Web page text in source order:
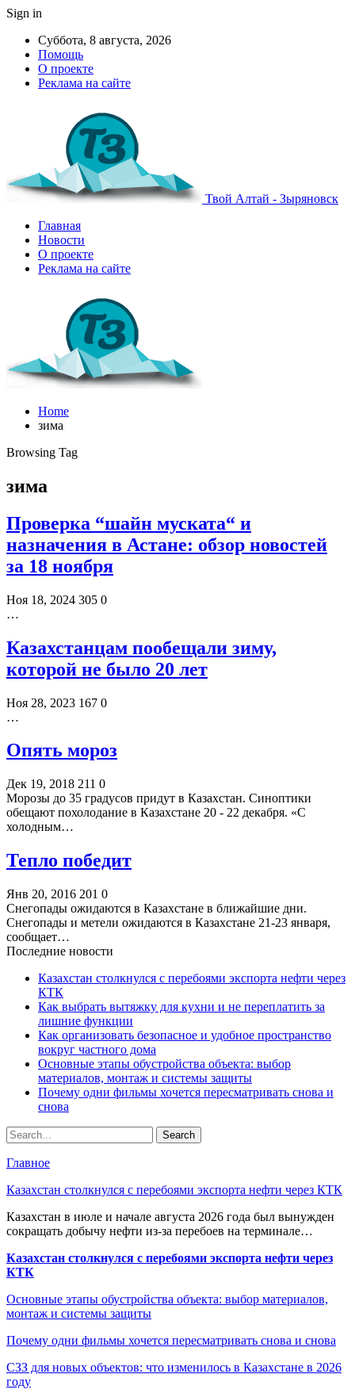
Sign in
Суббота, 8 августа, 2026
Помощь
О проекте
Реклама на сайте
Твой Алтай - Зыряновск
Главная
Новости
О проекте
Реклама на сайте
Home
зима
Browsing Tag
зима
Проверка “шайн муската“ и
назначения в Астане: обзор новостей
за 18 ноября
Ноя 18, 2024 305 0
…
Казахстанцам пообещали зиму,
которой не было 20 лет
Ноя 28, 2023 167 0
…
Опять мороз
Дек 19, 2018 211 0
Морозы до 35 градусов придут в Казахстан. Синоптики
обещают похолодание в Казахстане 20 - 22 декабря. «С
холодным…
Тепло победит
Янв 20, 2016 201 0
Снегопады ожидаются в Казахстане в ближайшие дни.
Снегопады и метели ожидаются в Казахстане 21-23 января,
сообщает…
Последние новости
Казахстан столкнулся с перебоями экспорта нефти через
КТК
Как выбрать вытяжку для кухни и не переплатить за
лишние функции
Как организовать безопасное и удобное пространство
вокруг частного дома
Основные этапы обустройства объекта: выбор
материалов, монтаж и системы защиты
Почему одни фильмы хочется пересматривать снова и
снова
Главное
Казахстан столкнулся с перебоями экспорта нефти через КТК
Казахстан в июле и начале августа 2026 года был вынужден
сокращать добычу нефти из-за перебоев на терминале…
Казахстан столкнулся с перебоями экспорта нефти через
КТК
Основные этапы обустройства объекта: выбор материалов,
монтаж и системы защиты
Почему одни фильмы хочется пересматривать снова и снова
СЗЗ для новых объектов: что изменилось в Казахстане в 2026
году